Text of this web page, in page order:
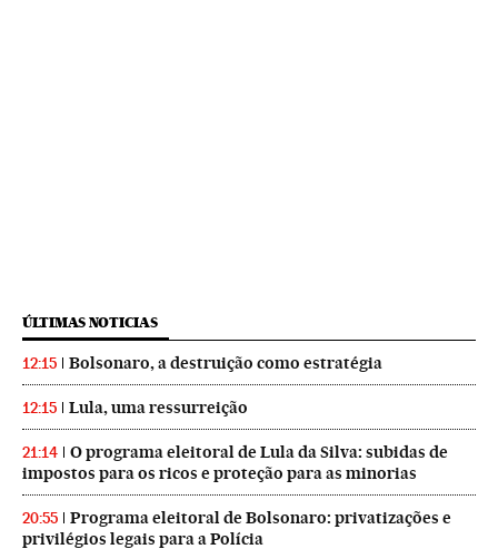
ÚLTIMAS NOTICIAS
12:15 Bolsonaro, a destruição como estratégia
12:15 Lula, uma ressurreição
21:14
O programa eleitoral de Lula da Silva: subidas de
impostos para os ricos e proteção para as minorias
20:55
Programa eleitoral de Bolsonaro: privatizações e
privilégios legais para a Polícia